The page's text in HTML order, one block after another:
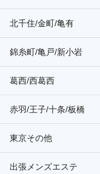
北千住/金町/亀有
錦糸町/亀戸/新小岩
葛西/西葛西
赤羽/王子/十条/板橋
東京その他
出張メンズエステ